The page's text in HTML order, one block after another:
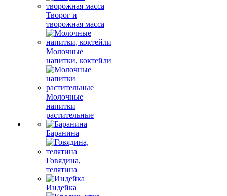
Творог и
творожная масса
Молочные
напитки, коктейли
Молочные
напитки
растительные
Баранина
Говядина,
телятина
Индейка